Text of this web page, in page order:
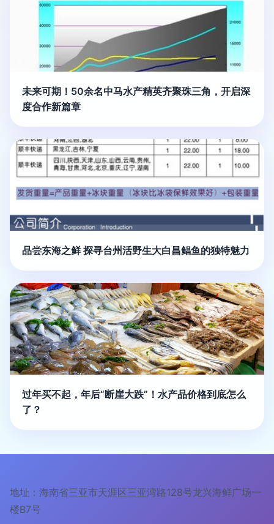
未来可期！50余名中马水产精英齐聚珠三角，开启深
度合作新篇章
品尝东海之鲜 探寻台州活野生大白昌鲳鱼的独特魅力
过年买不起，年后“断崖大跌”！水产品价格到底怎么
了？
地址：海南省三亚市天涯区三亚湾路128号龙兴海鲜广场一
楼B7号